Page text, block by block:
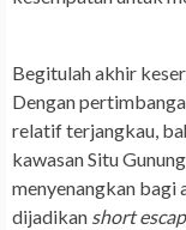
Begitulah akhir
Dengan
relatif terjangkau,
kawasan Situ
menyenangkan bagi
dijadikan short